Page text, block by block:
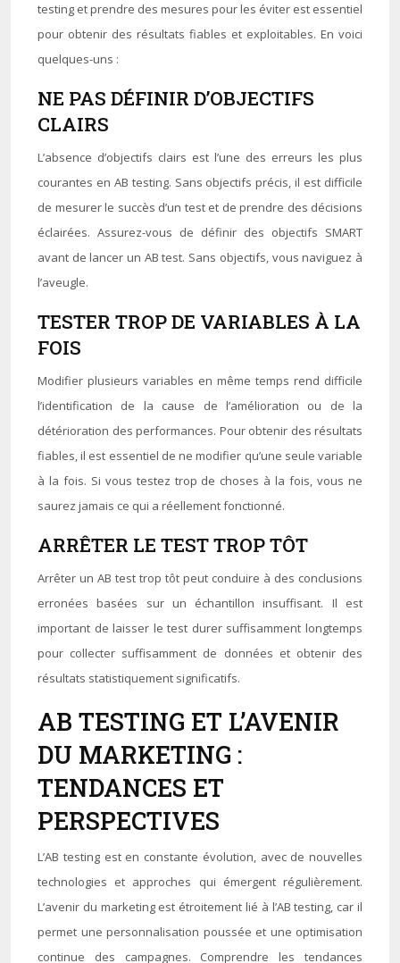
testing et prendre des mesures pour les éviter est essentiel
pour obtenir des résultats fiables et exploitables. En voici
quelques-uns :
NE PAS DÉFINIR D’OBJECTIFS
CLAIRS
L’absence d’objectifs clairs est l’une des erreurs les plus
courantes en AB testing. Sans objectifs précis, il est difficile
de mesurer le succès d’un test et de prendre des décisions
éclairées. Assurez-vous de définir des objectifs SMART
avant de lancer un AB test. Sans objectifs, vous naviguez à
l’aveugle.
TESTER TROP DE VARIABLES À LA
FOIS
Modifier plusieurs variables en même temps rend difficile
l’identification de la cause de l’amélioration ou de la
détérioration des performances. Pour obtenir des résultats
fiables, il est essentiel de ne modifier qu’une seule variable
à la fois. Si vous testez trop de choses à la fois, vous ne
saurez jamais ce qui a réellement fonctionné.
ARRÊTER LE TEST TROP TÔT
Arrêter un AB test trop tôt peut conduire à des conclusions
erronées basées sur un échantillon insuffisant. Il est
important de laisser le test durer suffisamment longtemps
pour collecter suffisamment de données et obtenir des
résultats statistiquement significatifs.
AB TESTING ET L’AVENIR
DU MARKETING :
TENDANCES ET
PERSPECTIVES
L’AB testing est en constante évolution, avec de nouvelles
technologies et approches qui émergent régulièrement.
L’avenir du marketing est étroitement lié à l’AB testing, car il
permet une personnalisation poussée et une optimisation
continue des campagnes. Comprendre les tendances